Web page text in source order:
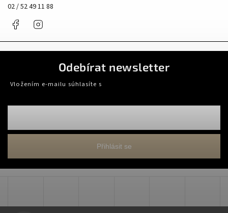
02 / 52 49 11 88
Facebook
Odebírat newsletter
Vložením e-mailu súhlasíte s
Přihlásit se